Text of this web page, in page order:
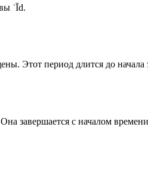
ʿĪd.
Этот период длится до начала
завершается с началом